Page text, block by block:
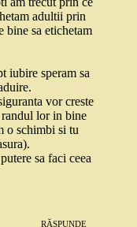
adultii prin
bine sa etichetam
iubire speram sa
vor creste
lor in bine
o schimbi si tu
sa faci ceea
RĂSPUNDE